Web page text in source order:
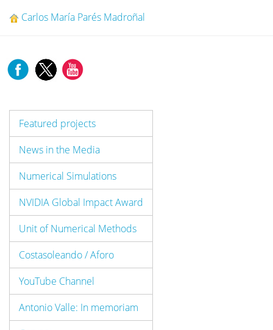
Carlos María Parés Madroñal
Featured projects
News in the Media
Numerical Simulations
NVIDIA Global Impact Award
Unit of Numerical Methods
Costasoleando / Aforo
YouTube Channel
Antonio Valle: In memoriam